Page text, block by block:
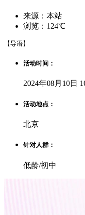
来源：本站
浏览：124℃
【导语】
活动时间：
2024年08月10日
活动地点：
北京
针对人群：
低龄/初中